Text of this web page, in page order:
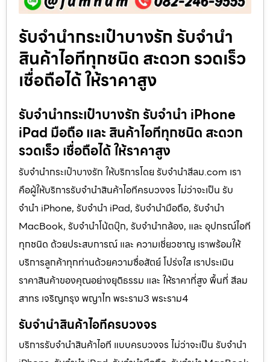
รับจำนำกระเป๋าบางรัก รับจำนำ
สินค้าไอทีทุกชนิด สะดวก รวดเร็ว
เชื่อถือได้ ให้ราคาสูง
รับจำนำกระเป๋าบางรัก รับจำนำ iPhone
iPad มือถือ และ สินค้าไอทีทุกชนิด สะดวก
รวดเร็ว เชื่อถือได้ ให้ราคาสูง
รับจำนำกระเป๋าบางรัก ให้บริการโดย รับจํานําสีลม.com เรา
คือผู้ให้บริการรับจำนำสินค้าไอทีครบวงจร ไม่ว่าจะเป็น รับ
จำนำ iPhone, รับจำนำ iPad, รับจำนำมือถือ, รับจำนำ
MacBook, รับจำนำโน้ตบุ๊ก, รับจำนำกล้อง, และ อุปกรณ์ไอที
ทุกชนิด ด้วยประสบการณ์ และ ความเชี่ยวชาญ เราพร้อมให้
บริการลูกค้าทุกท่านด้วยความซื่อสัตย์ โปร่งใส เราประเมิน
ราคาสินค้าของคุณอย่างยุติธรรม และ ให้ราคาที่สูง พื้นที่ สีลม
สาทร เจริญกรุง พญาไท พระราม3 พระราม4
รับจำนำสินค้าไอทีครบวงจร
บริการรับจำนำสินค้าไอที แบบครบวงจร ไม่ว่าจะเป็น รับจำนำ